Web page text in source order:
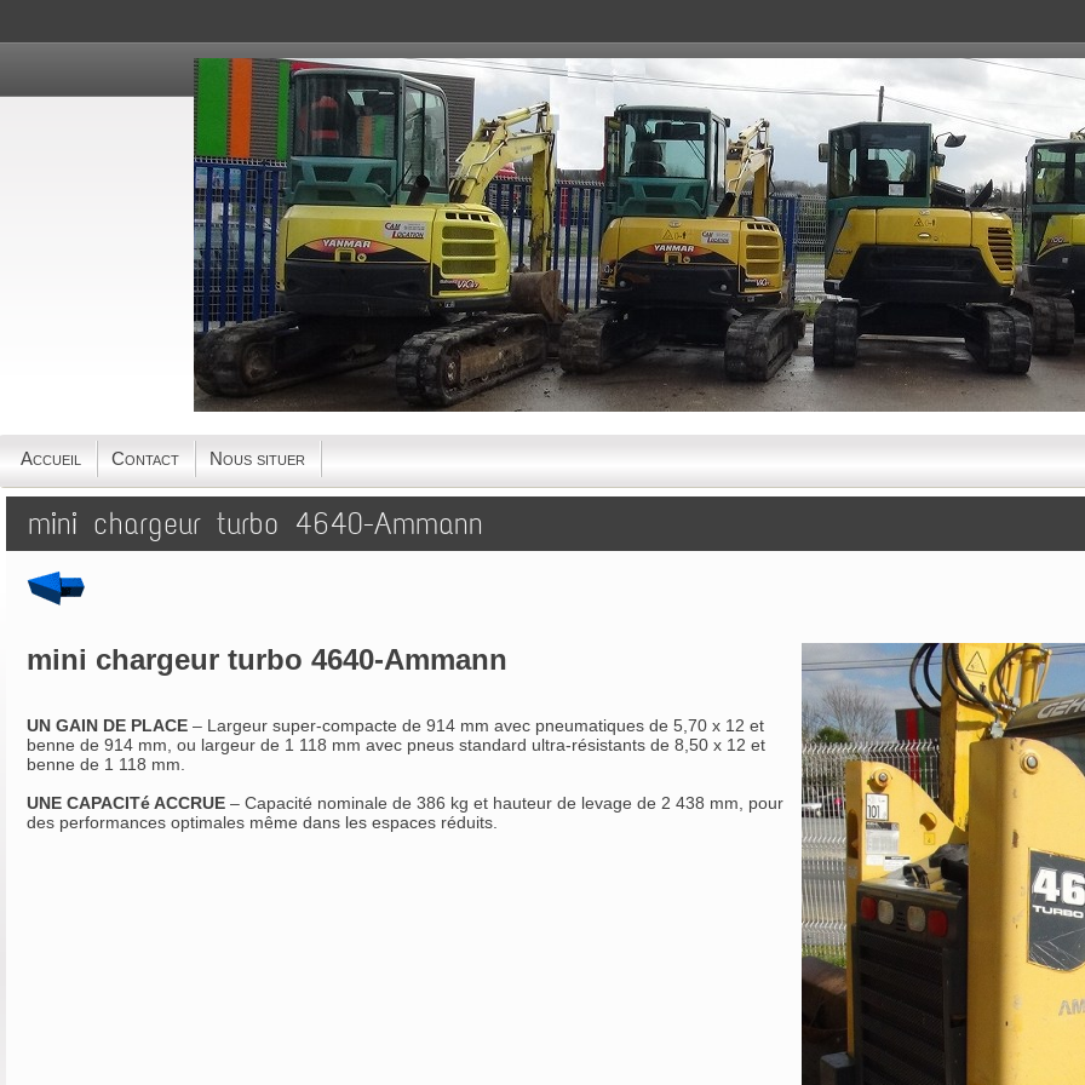
Accueil Contact Nous situer
mini chargeur turbo 4640-Ammann
mini chargeur turbo 4640-Ammann
UN GAIN DE PLACE – Largeur super-compacte de 914 mm avec pneumatiques de 5,70 x 12 et
benne de 914 mm, ou largeur de 1 118 mm avec pneus standard ultra-résistants de 8,50 x 12 et
benne de 1 118 mm.
UNE CAPACITé ACCRUE – Capacité nominale de 386 kg et hauteur de levage de 2 438 mm, pour
des performances optimales même dans les espaces réduits.